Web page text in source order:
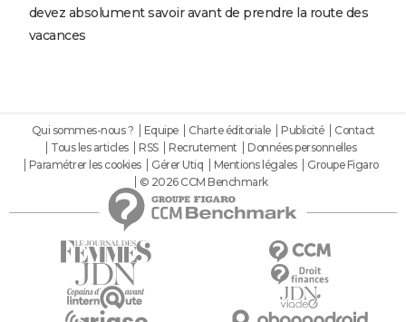
devez absolument savoir avant de prendre la route des
vacances
Qui sommes-nous ? Equipe Charte éditoriale Publicité
Contact
Tous les articles
RSS Recrutement
Données personnelles
Paramétrer les cookies
Gérer Utiq Mentions légales
Groupe Figaro
© 2026 CCM Benchmark